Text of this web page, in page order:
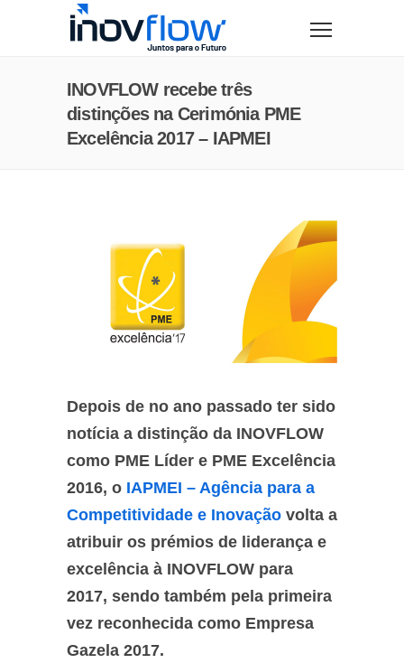
INOVFLOW recebe três
distinções na Cerimónia PME
Excelência 2017 – IAPMEI
Depois de no ano passado ter sido
notícia a distinção da INOVFLOW
como PME Líder e PME Excelência
2016, o IAPMEI – Agência para a
Competitividade e Inovação volta a
atribuir os prémios de liderança e
excelência à INOVFLOW para
2017, sendo também pela primeira
vez reconhecida como Empresa
Gazela 2017.